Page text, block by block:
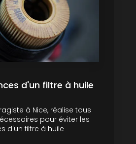
d'un filtre à huile
à Nice, réalise tous
pour éviter les
d'un filtre à huile